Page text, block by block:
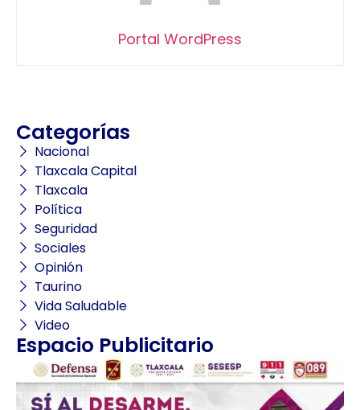
Portal WordPress
Categorías
Nacional
Tlaxcala Capital
Tlaxcala
Política
Seguridad
Sociales
Opinión
Taurino
Vida Saludable
Video
Espacio Publicitario